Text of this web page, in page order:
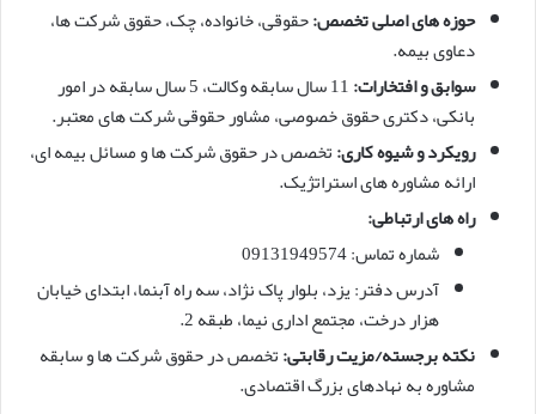
حوزه های اصلی تخصص:حقوقی، خانواده، چک، حقوق شرکت ها،
دعاوی بیمه.
سوابق و افتخارات:
11 سال سابقه وکالت، 5 سال سابقه در امور
بانکی، دکتری حقوق خصوصی، مشاور حقوقی شرکت های معتبر.
رویکرد و شیوه کاری:تخصص در حقوق شرکت ها و مسائل بیمه ای،
ارائه مشاوره های استراتژیک.
راه های ارتباطی:
شماره تماس: 09131949574
آدرس دفتر: یزد، بلوار پاک نژاد، سه راه آبنما، ابتدای خیابان
هزار درخت، مجتمع اداری نیما، طبقه 2.
نکته برجسته/مزیت رقابتی:تخصص در حقوق شرکت ها و سابقه
مشاوره به نهادهای بزرگ اقتصادی.